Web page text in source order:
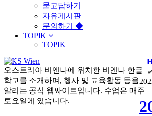
묻고답하기
자유게시판
문의하기 ◆
TOPIK
TOPIK
오스트리아 비엔나에 위치한 비엔나 한글
학교를 소개하며, 행사 및 교육활동 등을
알리는 공식 웹싸이트입니다. 수업은 매주
토요일에 있습니다.